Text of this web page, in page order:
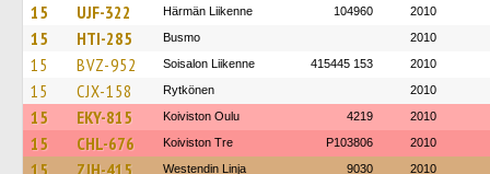
15 UJF-322 Härmän Liikenne 104960 2010
15 HTI-285 Busmo 2010
15 BVZ-952 Soisalon Liikenne 415445 153 2010
15 CJX-158 Rytkönen 2010
15 EKY-815 Koiviston Oulu 4219 2010
15 CHL-676 Koiviston Tre P103806 2010
15 ZJH-415 Westendin Linja 9030 2010